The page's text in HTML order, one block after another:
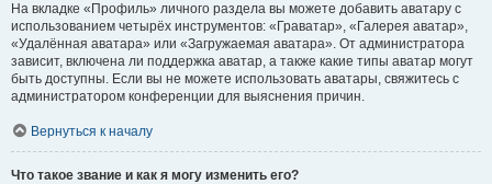
На вкладке «Профиль» личного раздела вы можете добавить аватару с
использованием четырёх инструментов: «Граватар», «Галерея аватар»,
«Удалённая аватара» или «Загружаемая аватара». От администратора
зависит, включена ли поддержка аватар, а также какие типы аватар могут
быть доступны. Если вы не можете использовать аватары, свяжитесь с
администратором конференции для выяснения причин.
Вернуться к началу
Что такое звание и как я могу изменить его?